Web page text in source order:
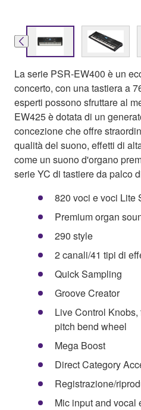
La serie PSR-EW400 è un
concerto, con una tastiera a
esperti possono sfruttare al
EW425 è dotata di un
concezione che offre
qualità del suono, effetti di
come un suono d'organo
serie YC di tastiere da palco
820 voci e voci Lite
Premium organ
290 style
2 canali/41 tipi di
Quick Sampling
Groove Creator
Live Control
pitch bend wheel
Mega Boost
Direct Category
Registrazione/
Mic input and vocal